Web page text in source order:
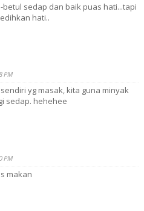
betul sedap dan baik puas hati...tapi
hati..
PM
yg masak, kita guna minyak
sedap. hehehee
PM
makan